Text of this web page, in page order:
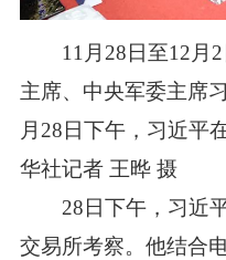
11月28日至12月2
主席、中央军委主席
月28日下午，习近平
华社记者 王晔 摄
28日下午，习近平
交易所考察。他结合